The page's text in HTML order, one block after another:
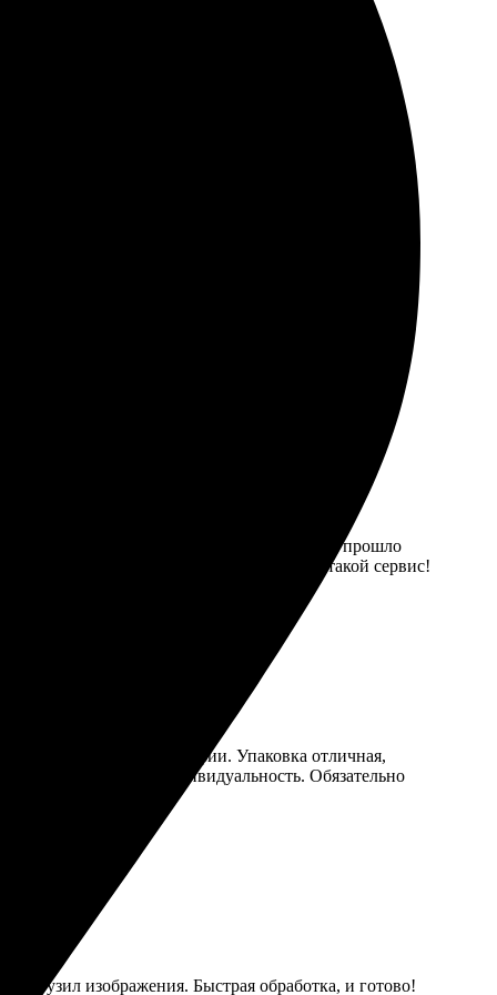
быстро, всё объяснили. Доставка прямо к
Процесс оказался довольно простым и
и без проблем. Когда подушки пришли, я был в
в комнату, я вижу свои любимые моменты и
загрузила фото на сайте, и оформление прошло
отличное. Очень рада, что нашла такой сервис!
разместила фотографии. Упаковка отличная,
всем, кто ценит индивидуальность. Обязательно
изображения. Быстрая обработка, и готово!